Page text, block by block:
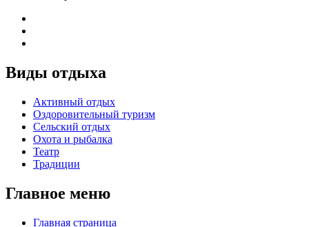
Виды отдыха
Активный отдых
Оздоровительный туризм
Сельский отдых
Охота и рыбалка
Театр
Традиции
Главное меню
Главная страница